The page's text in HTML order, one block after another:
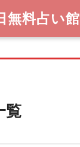
無料占い館
覧